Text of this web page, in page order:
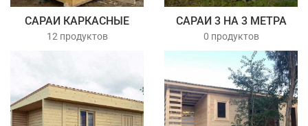
САРАИ КАРКАСНЫЕ
12 продуктов
САРАИ 3 НА 3 МЕТРА
0 продуктов